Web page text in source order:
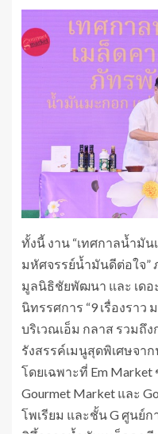
ทั้งนี้ งาน “เทศกาลน้ำมั
มหัศจรรย์น้ำมันดีต่อใจ”
มูลนิธิชัยพัฒนา และ เดอ
นิทรรศการ “9 เรื่องราว
บริเวณเอ็ม กลาส รวมถึ
รังสรรค์เมนูสุดพิเศษจา
โดยเฉพาะที่ Em Market
Gourmet Market และ
โพเรียม และชั้น G ศูนย์